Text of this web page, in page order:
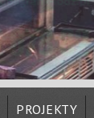
PROJEKTY